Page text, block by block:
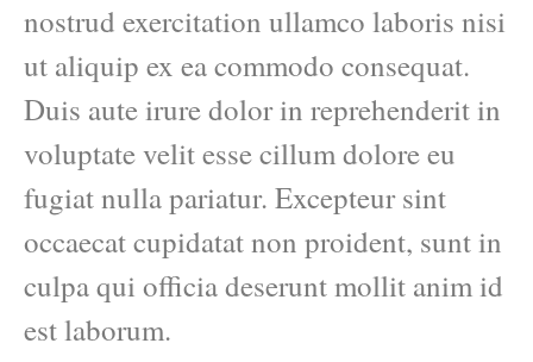
nostrud exercitation ullamco laboris nisi
ut aliquip ex ea commodo consequat.
Duis aute irure dolor in reprehenderit in
voluptate velit esse cillum dolore eu
fugiat nulla pariatur. Excepteur sint
occaecat cupidatat non proident, sunt in
culpa qui officia deserunt mollit anim id
est laborum.